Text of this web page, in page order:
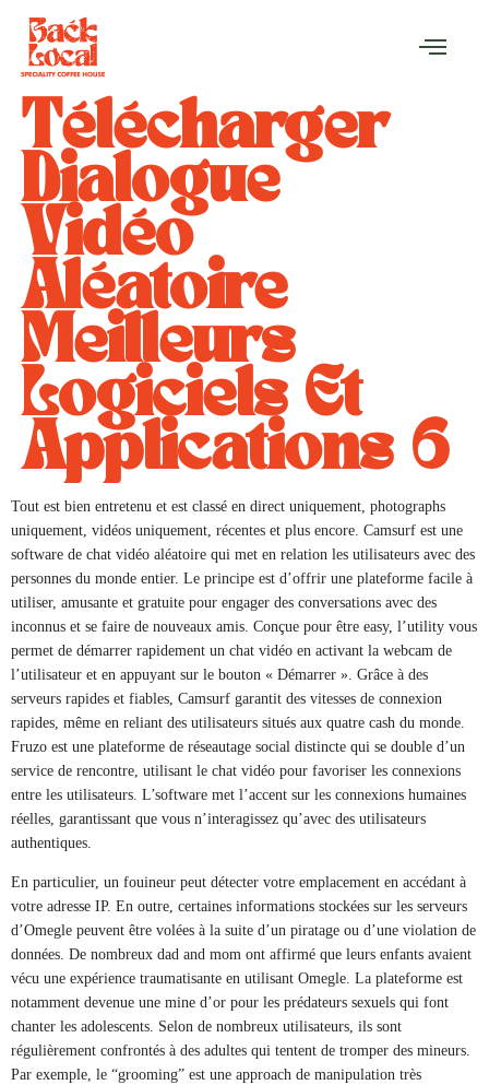
Télécharger
Dialogue
Vidéo
Aléatoire
Meilleurs
Logiciels Et
Applications 6
Tout est bien entretenu et est classé en direct uniquement, photographs
uniquement, vidéos uniquement, récentes et plus encore. Camsurf est une
software de chat vidéo aléatoire qui met en relation les utilisateurs avec des
personnes du monde entier. Le principe est d’offrir une plateforme facile à
utiliser, amusante et gratuite pour engager des conversations avec des
inconnus et se faire de nouveaux amis. Conçue pour être easy, l’utility vous
permet de démarrer rapidement un chat vidéo en activant la webcam de
l’utilisateur et en appuyant sur le bouton « Démarrer ». Grâce à des
serveurs rapides et fiables, Camsurf garantit des vitesses de connexion
rapides, même en reliant des utilisateurs situés aux quatre cash du monde.
Fruzo est une plateforme de réseautage social distincte qui se double d’un
service de rencontre, utilisant le chat vidéo pour favoriser les connexions
entre les utilisateurs. L’software met l’accent sur les connexions humaines
réelles, garantissant que vous n’interagissez qu’avec des utilisateurs
authentiques.
En particulier, un fouineur peut détecter votre emplacement en accédant à
votre adresse IP. En outre, certaines informations stockées sur les serveurs
d’Omegle peuvent être volées à la suite d’un piratage ou d’une violation de
données. De nombreux dad and mom ont affirmé que leurs enfants avaient
vécu une expérience traumatisante en utilisant Omegle. La plateforme est
notamment devenue une mine d’or pour les prédateurs sexuels qui font
chanter les adolescents. Selon de nombreux utilisateurs, ils sont
régulièrement confrontés à des adultes qui tentent de tromper des mineurs.
Par exemple, le “grooming” est une approach de manipulation très